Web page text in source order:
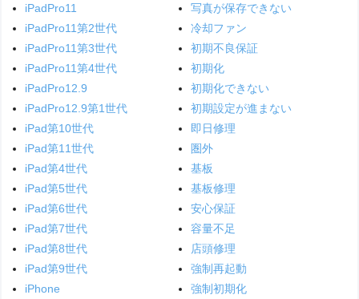
iPadPro11
iPadPro11第2世代
iPadPro11第3世代
iPadPro11第4世代
iPadPro12.9
iPadPro12.9第1世代
iPad第10世代
iPad第11世代
iPad第4世代
iPad第5世代
iPad第6世代
iPad第7世代
iPad第8世代
iPad第9世代
iPhone
写真が保存できない
冷却ファン
初期不良保証
初期化
初期化できない
初期設定が進まない
即日修理
圏外
基板
基板修理
安心保証
容量不足
店頭修理
強制再起動
強制初期化